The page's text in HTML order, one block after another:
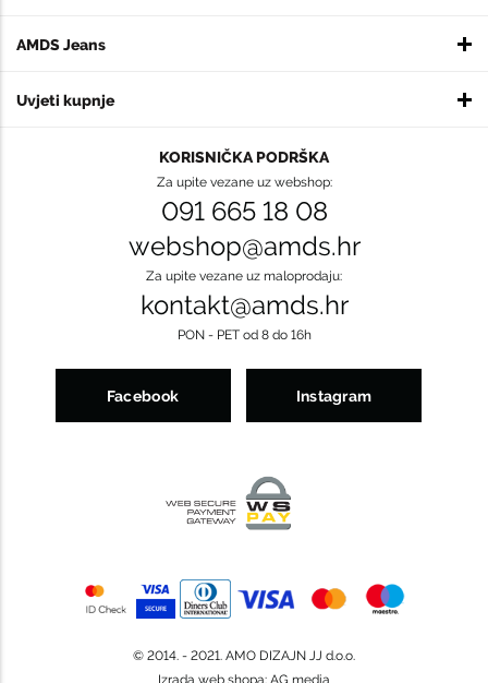
AMDS Jeans
Uvjeti kupnje
KORISNIČKA PODRŠKA
Za upite vezane uz webshop:
091 665 18 08
webshop@amds.hr
Za upite vezane uz maloprodaju:
kontakt@amds.hr
PON - PET od 8 do 16h
Facebook Instagram
© 2014. - 2021. AMO DIZAJN JJ d.o.o.
Izrada web shopa: AG media